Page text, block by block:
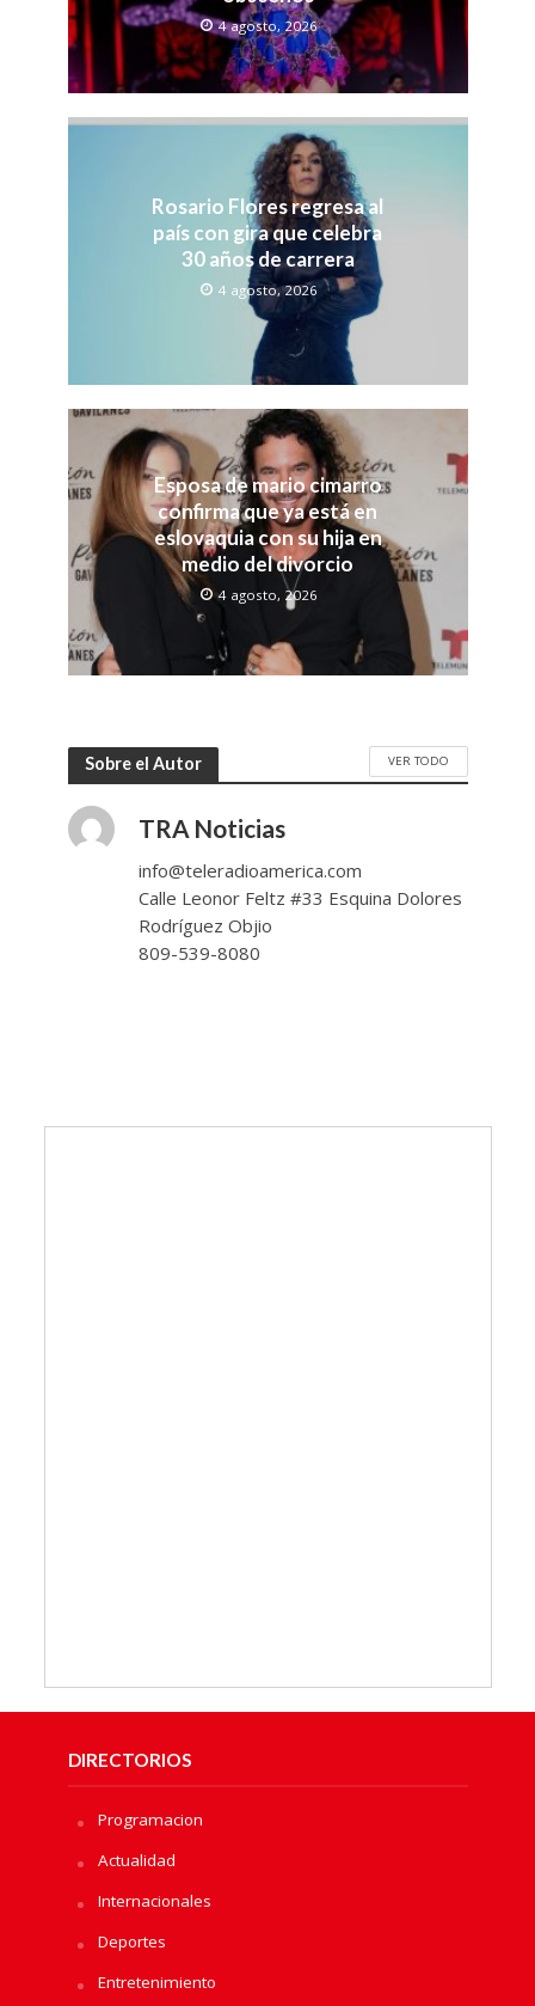
4 agosto, 2026
Rosario Flores regresa al
país con gira que celebra
30 años de carrera
4 agosto, 2026
Esposa de mario cimarro
confirma que ya está en
eslovaquia con su hija en
medio del divorcio
4 agosto, 2026
Sobre el Autor VER TODO
TRA Noticias
info@teleradioamerica.com
Calle Leonor Feltz #33 Esquina Dolores
Rodríguez Objio
809-539-8080
DIRECTORIOS
Programacion
Actualidad
Internacionales
Deportes
Entretenimiento